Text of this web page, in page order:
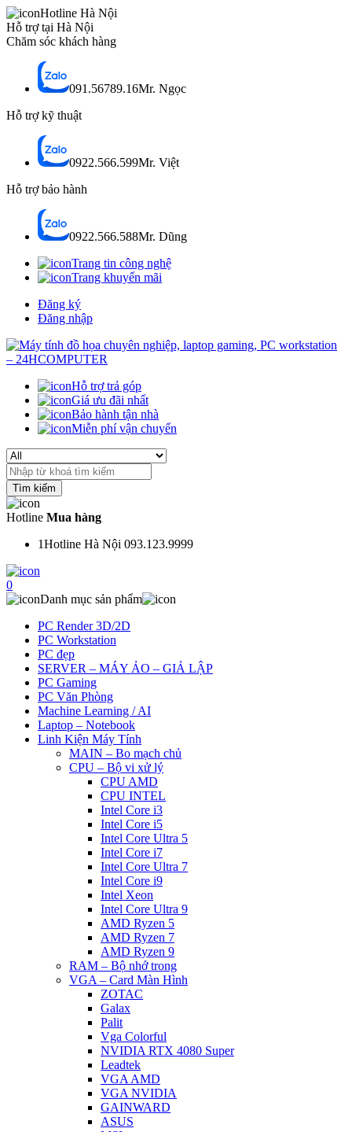
Hotline Hà Nội
Hỗ trợ tại Hà Nội
Chăm sóc khách hàng
091.56789.16Mr. Ngọc
Hỗ trợ kỹ thuật
0922.566.599Mr. Việt
Hỗ trợ bảo hành
0922.566.588Mr. Dũng
Trang tin công nghệ
Trang khuyến mãi
Đăng ký
Đăng nhập
Hỗ trợ trả góp
Giá ưu đãi nhất
Bảo hành tận nhà
Miễn phí vận chuyển
Search
for:
Hotline Mua hàng
1Hotline Hà Nội 093.123.9999
0
Danh mục sản phẩm
PC Render 3D/2D
PC Workstation
PC đẹp
SERVER – MÁY ẢO – GIẢ LẬP
PC Gaming
PC Văn Phòng
Machine Learning / AI
Laptop – Notebook
Linh Kiện Máy Tính
MAIN – Bo mạch chủ
CPU – Bộ vi xử lý
CPU AMD
CPU INTEL
Intel Core i3
Intel Core i5
Intel Core Ultra 5
Intel Core i7
Intel Core Ultra 7
Intel Core i9
Intel Xeon
Intel Core Ultra 9
AMD Ryzen 5
AMD Ryzen 7
AMD Ryzen 9
RAM – Bộ nhớ trong
VGA – Card Màn Hình
ZOTAC
Galax
Palit
Vga Colorful
NVIDIA RTX 4080 Super
Leadtek
VGA AMD
VGA NVIDIA
GAINWARD
ASUS